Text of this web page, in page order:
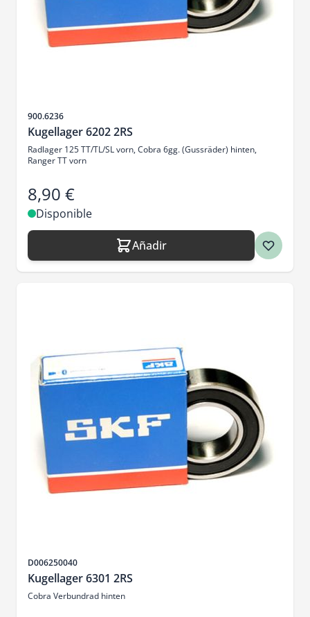
SKU
900.6236
Kugellager 6202 2RS
Radlager 125 TT/TL/SL vorn, Cobra 6gg. (Gussräder) hinten,
Ranger TT vorn
8,90 €
Disponible
Añadir
SKU
D006250040
Kugellager 6301 2RS
Cobra Verbundrad hinten